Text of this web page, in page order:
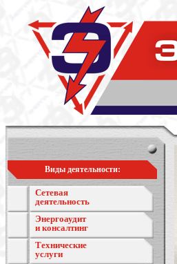
Виды деятельности:
Сетевая
деятельность
Энергоаудит
и консалтинг
Технические
услуги